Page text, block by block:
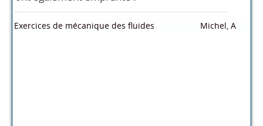
Exercices de mécanique des fluides Michel, A